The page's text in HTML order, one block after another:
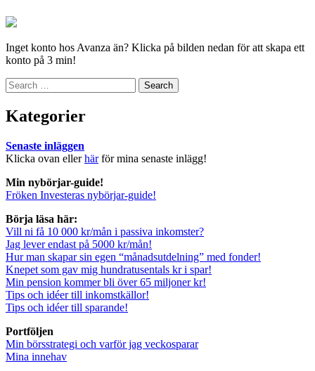
Inget konto hos Avanza än? Klicka på bilden nedan för att skapa ett
konto på 3 min!
Search
for:
Kategorier
Senaste inläggen
Klicka ovan ellerhärför mina senaste inlägg!
Min nybörjar-guide!
Fröken Investeras nybörjar-guide!
Börja läsa här:
Vill ni få 10 000 kr/mån i passiva inkomster?
Jag lever endast på 5000 kr/mån!
Hur man skapar sin egen “månadsutdelning” med fonder!
Knepet som gav mig hundratusentals kr i spar!
Min pension kommer bli över 65 miljoner kr!
Tips och idéer till inkomstkällor!
Tips och idéer till sparande!
Portföljen
Min börsstrategi och varför jag veckosparar
Mina innehav